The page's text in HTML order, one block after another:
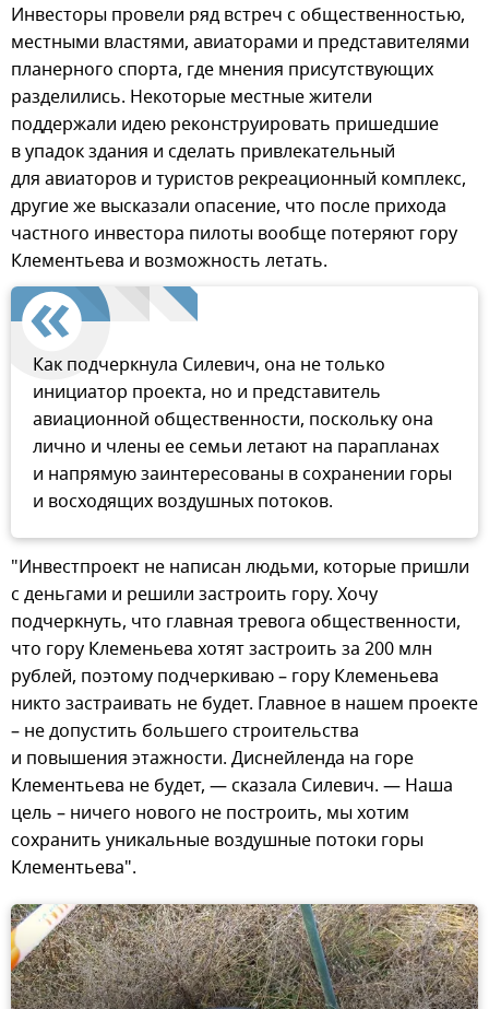
Инвесторы провели ряд встреч с общественностью,
местными властями, авиаторами и представителями
планерного спорта, где мнения присутствующих
разделились. Некоторые местные жители
поддержали идею реконструировать пришедшие
в упадок здания и сделать привлекательный
для авиаторов и туристов рекреационный комплекс,
другие же высказали опасение, что после прихода
частного инвестора пилоты вообще потеряют гору
Клементьева и возможность летать.
Как подчеркнула Силевич, она не только
инициатор проекта, но и представитель
авиационной общественности, поскольку она
лично и члены ее семьи летают на парапланах
и напрямую заинтересованы в сохранении горы
и восходящих воздушных потоков.
"Инвестпроект не написан людьми, которые пришли
с деньгами и решили застроить гору. Хочу
подчеркнуть, что главная тревога общественности,
что гору Клеменьева хотят застроить за 200 млн
рублей, поэтому подчеркиваю – гору Клеменьева
никто застраивать не будет. Главное в нашем проекте
– не допустить большего строительства
и повышения этажности. Диснейленда на горе
Клементьева не будет, — сказала Силевич. — Наша
цель – ничего нового не построить, мы хотим
сохранить уникальные воздушные потоки горы
Клементьева".